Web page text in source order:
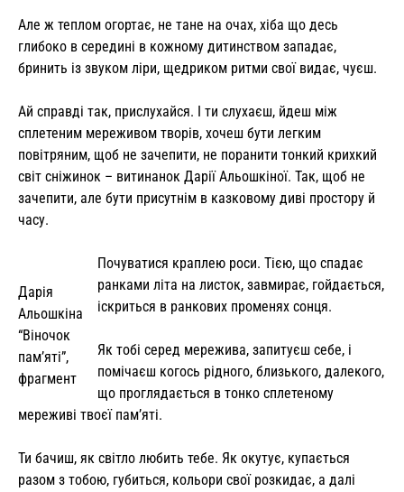
Але ж теплом огортає, не тане на очах, хіба що десь
глибоко в середині в кожному дитинством западає,
бринить із звуком ліри, щедриком ритми свої видає, чуєш.
Ай справді так, прислухайся. І ти слухаєш, йдеш між
сплетеним мереживом творів, хочеш бути легким
повітряним, щоб не зачепити, не поранити тонкий крихкий
світ сніжинок – витинанок Дарії Альошкіної. Так, щоб не
зачепити, але бути присутнім в казковому диві простору й
часу.
Дарія
Альошкіна
“Віночок
пам’яті”,
фрагмент
Почуватися краплею роси. Тією, що спадає
ранками літа на листок, завмирає, гойдається,
іскриться в ранкових променях сонця.
Як тобі серед мережива, запитуєш себе, і
помічаєш когось рідного, близького, далекого,
що проглядається в тонко сплетеному
мереживі твоєї пам’яті.
Ти бачиш, як світло любить тебе. Як окутує, купається
разом з тобою, губиться, кольори свої розкидає, а далі